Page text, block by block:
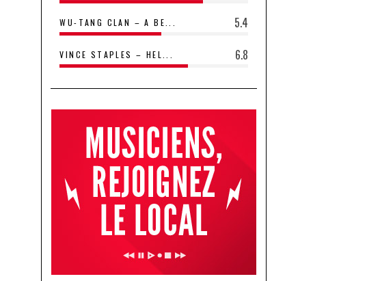
5.4
WU-TANG CLAN – A BE...
6.8
VINCE STAPLES – HEL...